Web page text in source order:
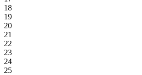
18
19
20
21
22
23
24
25